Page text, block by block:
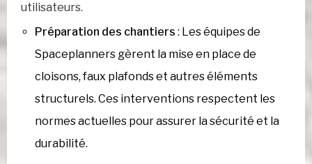
utilisateurs.
Préparation des chantiers : Les équipes de
Spaceplanners gèrent la mise en place de
cloisons, faux plafonds et autres éléments
structurels. Ces interventions respectent les
normes actuelles pour assurer la sécurité et la
durabilité.